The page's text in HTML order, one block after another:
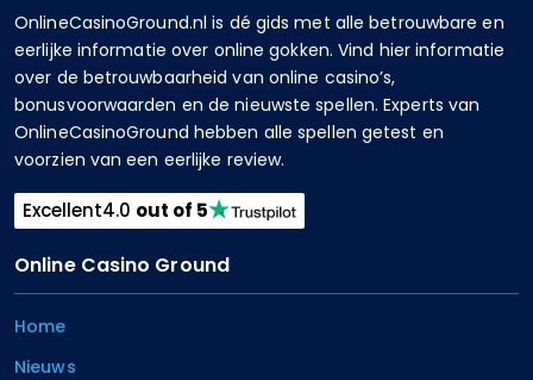
OnlineCasinoGround.nl is dé gids met alle betrouwbare en
eerlijke informatie over online gokken. Vind hier informatie
over de betrouwbaarheid van online casino’s,
bonusvoorwaarden en de nieuwste spellen. Experts van
OnlineCasinoGround hebben alle spellen getest en
voorzien van een eerlijke review.
Excellent4.0 out of 5
Online Casino Ground
Home
Nieuws